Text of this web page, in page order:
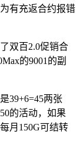
有充返合约报错
双百2.0促销合
的9001的副
39+6=45两张
的活动，如果
月150G可结转